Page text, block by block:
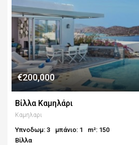
€200,000
Βίλλα Καμηλάρι
Καμηλαρι
Υπνοδωμ: 3 μπάνιο: 1
m²: 150
Βίλλα